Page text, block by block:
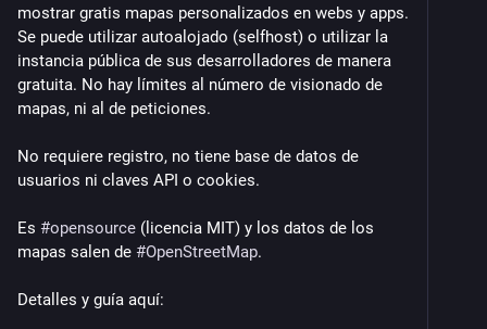
mostrar gratis mapas personalizados en webs y apps.
Se puede utilizar autoalojado (selfhost) o utilizar la
instancia pública de sus desarrolladores de manera
gratuita. No hay límites al número de visionado de
mapas, ni al de peticiones.
No requiere registro, no tiene base de datos de
usuarios ni claves API o cookies.
Es #opensource (licencia MIT) y los datos de los
mapas salen de #OpenStreetMap.
Detalles y guía aquí: